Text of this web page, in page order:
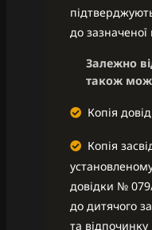
до зазначеної
Залежно
також
Копія
Копія
довідки №
до дитячого
та відпочинку